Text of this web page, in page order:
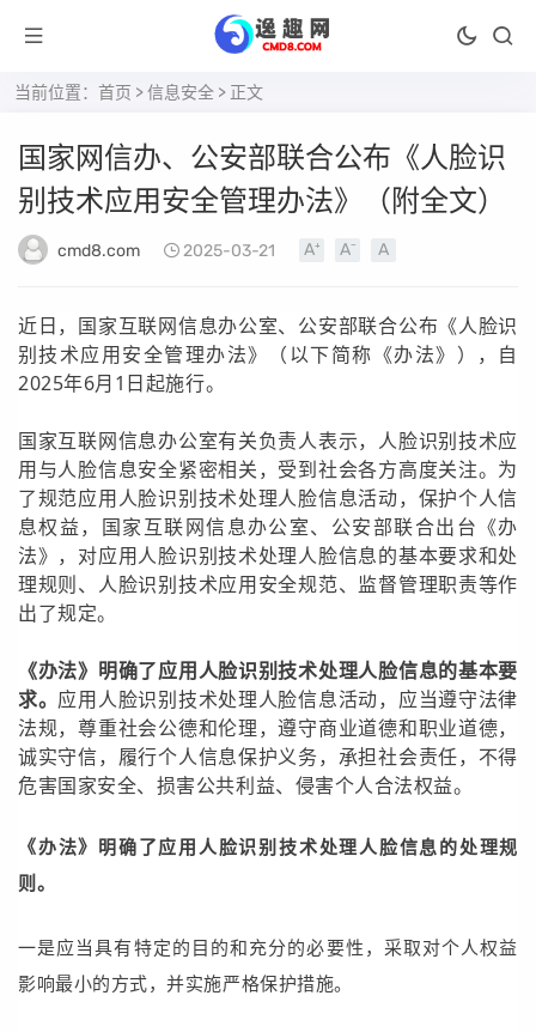
当前位置： 首页 >信息安全 > 正文
国家网信办、公安部联合公布《人脸识
别技术应用安全管理办法》（附全文）
cmd8.com 2025-03-21
近日，国家互联网信息办公室、公安部联合公布《人脸识
别技术应用安全管理办法》（以下简称《办法》），自
2025年6月1日起施行。
国家互联网信息办公室有关负责人表示，人脸识别技术应
用与人脸信息安全紧密相关，受到社会各方高度关注。为
了规范应用人脸识别技术处理人脸信息活动，保护个人信
息权益，国家互联网信息办公室、公安部联合出台《办
法》，对应用人脸识别技术处理人脸信息的基本要求和处
理规则、人脸识别技术应用安全规范、监督管理职责等作
出了规定。
《办法》明确了应用人脸识别技术处理人脸信息的基本要
求。 应用人脸识别技术处理人脸信息活动，应当遵守法律
法规，尊重社会公德和伦理，遵守商业道德和职业道德，
诚实守信，履行个人信息保护义务，承担社会责任，不得
危害国家安全、损害公共利益、侵害个人合法权益。
《办法》明确了应用人脸识别技术处理人脸信息的处理规
则。
一是应当具有特定的目的和充分的必要性，采取对个人权益
影响最小的方式，并实施严格保护措施。